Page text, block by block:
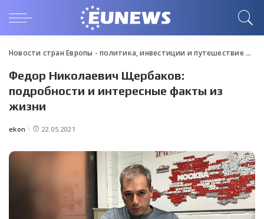
Новости стран Европы - политика, инвестиции и путешествие>
Федор Николаевич Щербаков:
подробности и интересные факты из
жизни
Posted
ekon 22.05.2021